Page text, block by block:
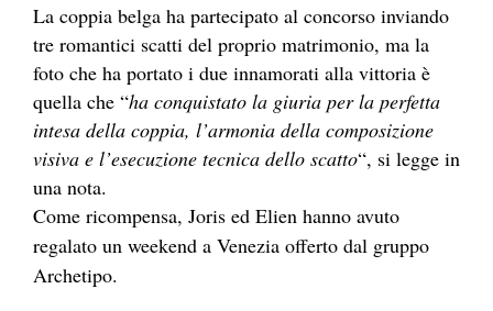
La coppia belga ha partecipato al concorso inviando
tre romantici scatti del proprio matrimonio, ma la
foto che ha portato i due innamorati alla vittoria è
quella che “ha conquistato la giuria per la perfetta
intesa della coppia, l’armonia della composizione
visiva e l’esecuzione tecnica dello scatto“, si legge in
una nota.
Come ricompensa, Joris ed Elien hanno avuto
regalato un weekend a Venezia offerto dal gruppo
Archetipo.